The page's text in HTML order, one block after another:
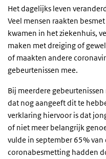
Het dagelijks leven
Veel mensen raakten
kwamen in het ziekenhuis,
maken met dreiging of
of maakten andere
gebeurtenissen mee.
Bij meerdere
dat nog aangeeft dit te
verklaring hiervoor is dat
of niet meer belangrijk
vulde in september 65%
coronabesmetting hadden